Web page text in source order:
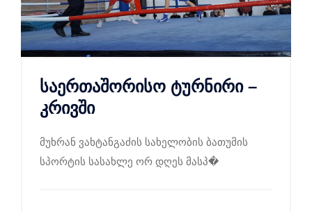
საერთაშორისო ტურნირი –
კრივში
მუხრან ვახტანგაძის სახელობის ბათუმის
სპორტის სასახლე ორ დღეს მასპ�